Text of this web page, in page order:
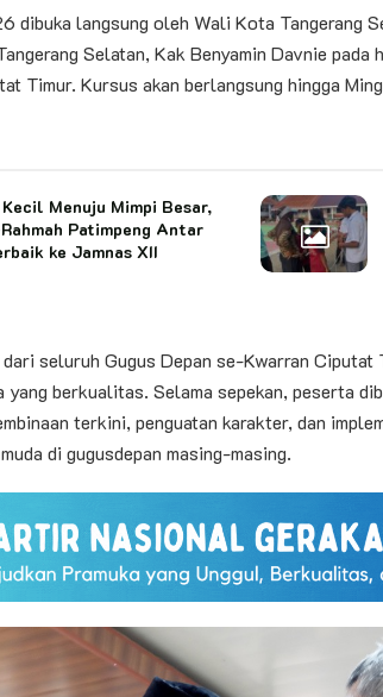
dibuka langsung oleh Wali Kota Tangerang
Selatan, Kak Benyamin Davnie
Timur. Kursus akan berlangsung hingga
Kecil Menuju Mimpi Besar,
Patimpeng Antar
ke Jamnas XII
seluruh Gugus Depan se-Kwarran Ciputat
yang berkualitas. Selama sepekan, peserta
terkini, penguatan karakter, dan
di gugusdepan masing-masing.